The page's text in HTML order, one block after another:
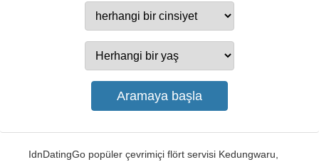
IdnDatingGo popüler çevrimiçi flört servisi Kedungwaru,